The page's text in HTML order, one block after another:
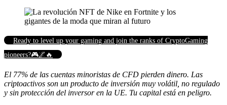
Ready to level up your gaming and join the ranks of CryptoGaming
pioneers?🎮🌌🔥
El 77% de las cuentas minoristas de CFD pierden dinero. Las
criptoactivos son un producto de inversión muy volátil, no regulado
y sin protección del inversor en la UE. Tu capital está en peligro.